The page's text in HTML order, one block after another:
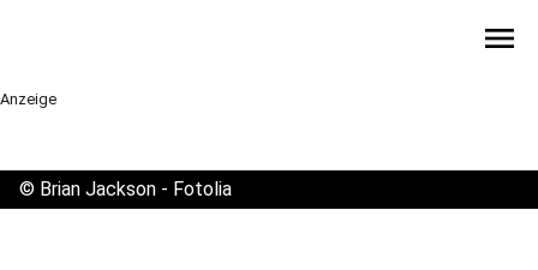
menu
Anzeige
© Brian Jackson - Fotolia